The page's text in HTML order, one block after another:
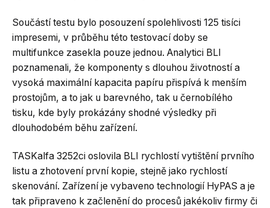
Součástí testu bylo posouzení spolehlivosti 125 tisíci
impresemi, v průběhu této testovací doby se
multifunkce zasekla pouze jednou. Analytici BLI
poznamenali, že komponenty s dlouhou životností a
vysoká maximální kapacita papíru přispívá k menším
prostojům, a to jak u barevného, tak u černobílého
tisku, kde byly prokázány shodné výsledky při
dlouhodobém běhu zařízení.
TASKalfa 3252ci oslovila BLI rychlostí vytištění prvního
listu a zhotovení první kopie, stejně jako rychlostí
skenování. Zařízení je vybaveno technologií HyPAS a je
tak připraveno k začlenění do procesů jakékoliv firmy či